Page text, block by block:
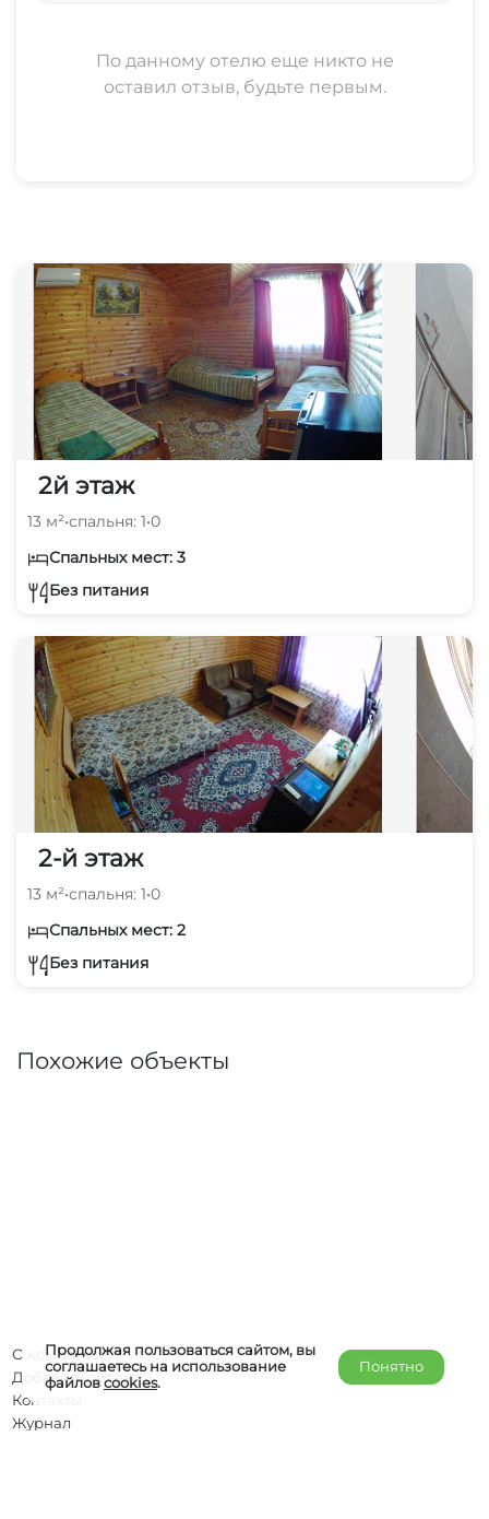
По данному отелю еще никто не
оставил отзыв, будьте первым.
2й этаж
13 м²•спальня: 1•0
Спальных мест: 3
Без питания
2-й этаж
13 м²•спальня: 1•0
Спальных мест: 2
Без питания
Похожие объекты
Продолжая пользоваться сайтом, вы
соглашаетесь на использование
файловcookies.
Понятно
О компании
Добавить объект
Контакты
Журнал